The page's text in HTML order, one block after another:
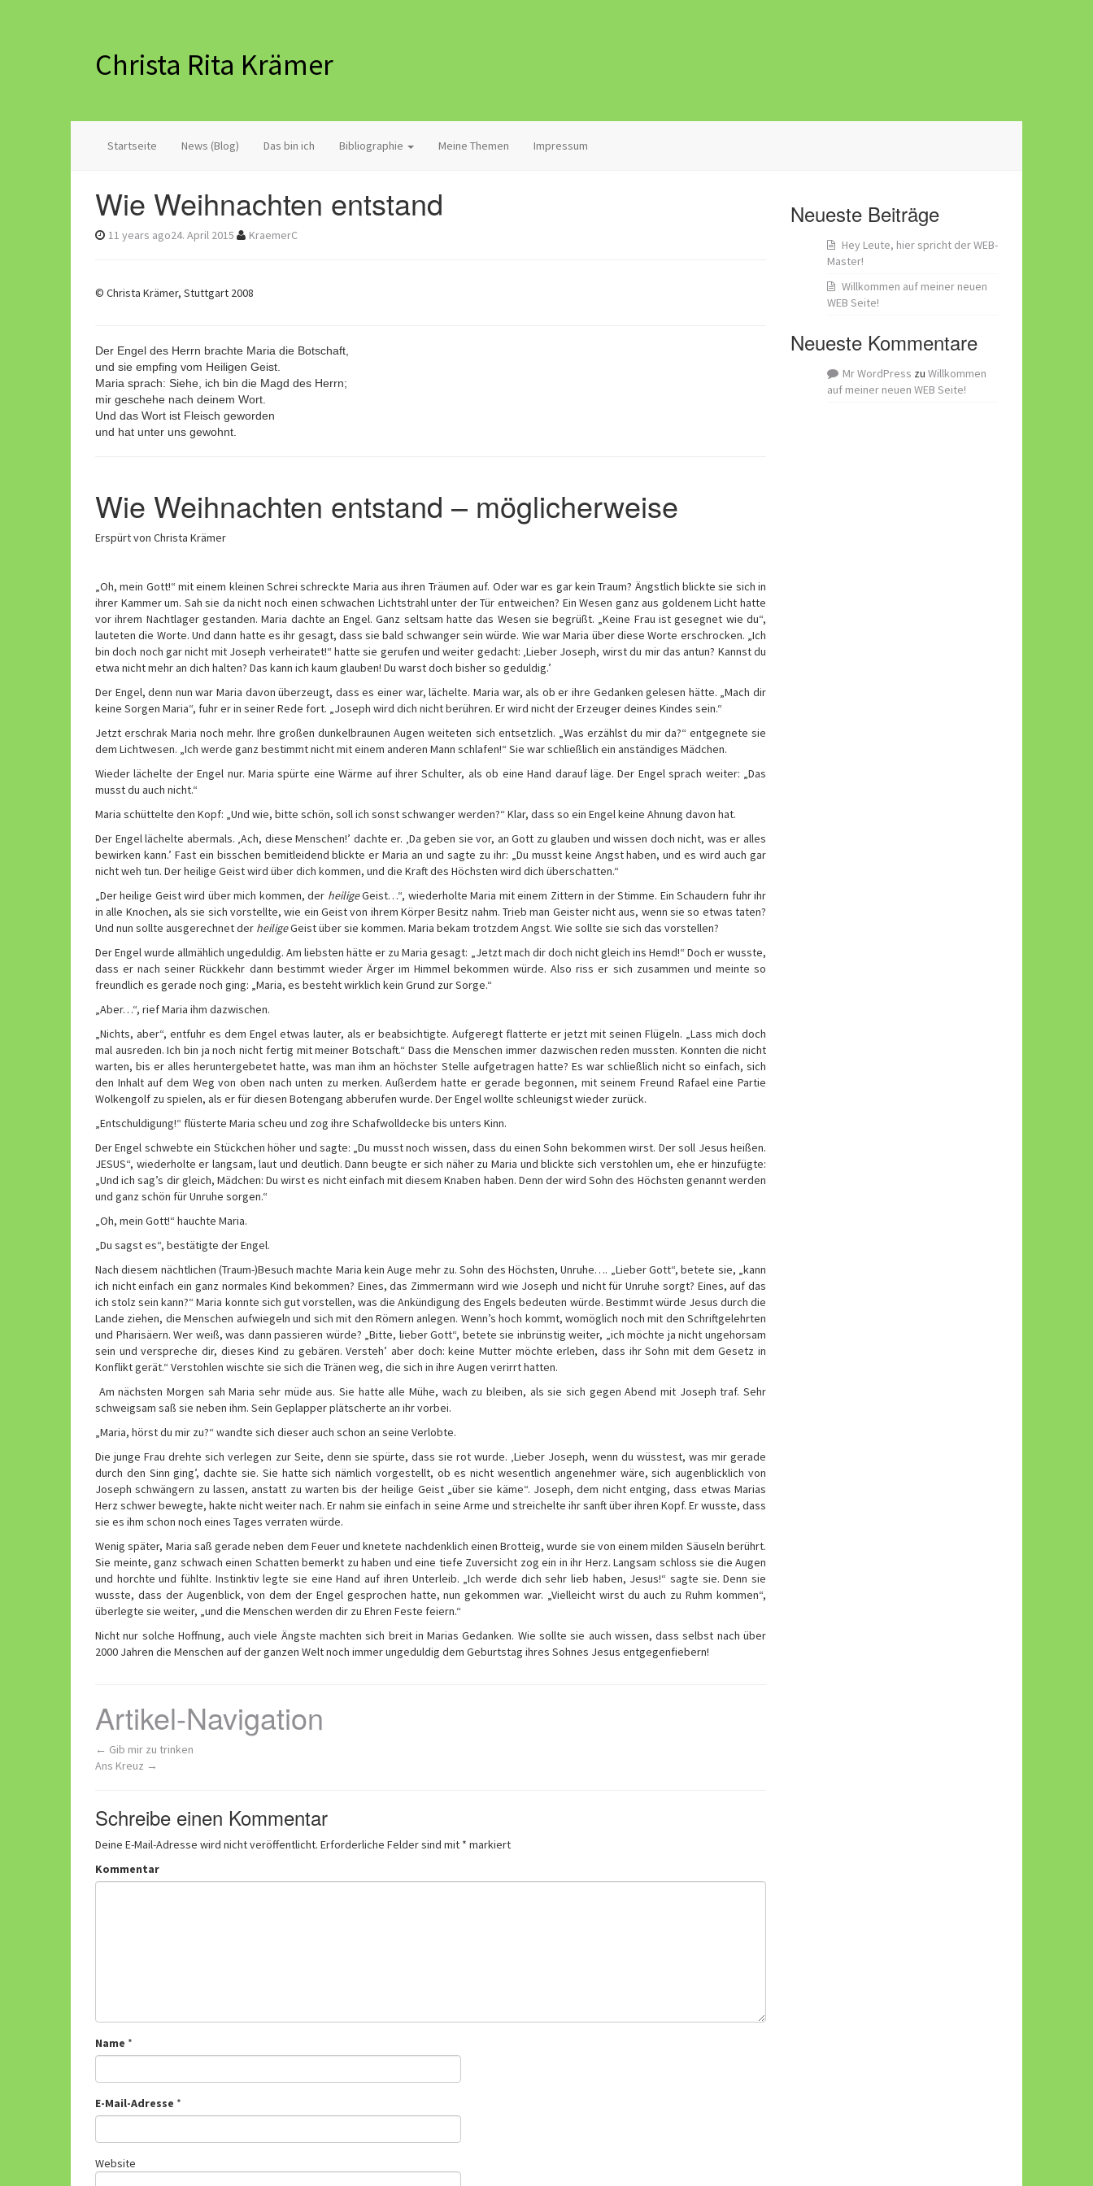
Christa Rita Krämer
Startseite News (Blog) Das bin ich Bibliographie Meine Themen Impressum
Wie Weihnachten entstand
11 years ago24. April 2015 KraemerC
© Christa Krämer, Stuttgart 2008
Der Engel des Herrn brachte Maria die Botschaft,
und sie empfing vom Heiligen Geist.
Maria sprach: Siehe, ich bin die Magd des Herrn;
mir geschehe nach deinem Wort.
Und das Wort ist Fleisch geworden
und hat unter uns gewohnt.
Wie Weihnachten entstand – möglicherweise
Erspürt von Christa Krämer
„Oh, mein Gott!“ mit einem kleinen Schrei schreckte Maria aus ihren Träumen auf. Oder war es gar kein Traum? Ängstlich blickte sie sich in
ihrer Kammer um. Sah sie da nicht noch einen schwachen Lichtstrahl unter der Tür entweichen? Ein Wesen ganz aus goldenem Licht hatte
vor ihrem Nachtlager gestanden. Maria dachte an Engel. Ganz seltsam hatte das Wesen sie begrüßt. „Keine Frau ist gesegnet wie du“,
lauteten die Worte. Und dann hatte es ihr gesagt, dass sie bald schwanger sein würde. Wie war Maria über diese Worte erschrocken. „Ich
bin doch noch gar nicht mit Joseph verheiratet!“ hatte sie gerufen und weiter gedacht: ‚Lieber Joseph, wirst du mir das antun? Kannst du
etwa nicht mehr an dich halten? Das kann ich kaum glauben! Du warst doch bisher so geduldig.’
Der Engel, denn nun war Maria davon überzeugt, dass es einer war, lächelte. Maria war, als ob er ihre Gedanken gelesen hätte. „Mach dir
keine Sorgen Maria“, fuhr er in seiner Rede fort. „Joseph wird dich nicht berühren. Er wird nicht der Erzeuger deines Kindes sein.“
Jetzt erschrak Maria noch mehr. Ihre großen dunkelbraunen Augen weiteten sich entsetzlich. „Was erzählst du mir da?“ entgegnete sie
dem Lichtwesen. „Ich werde ganz bestimmt nicht mit einem anderen Mann schlafen!“ Sie war schließlich ein anständiges Mädchen.
Wieder lächelte der Engel nur. Maria spürte eine Wärme auf ihrer Schulter, als ob eine Hand darauf läge. Der Engel sprach weiter: „Das
musst du auch nicht.“
Maria schüttelte den Kopf: „Und wie, bitte schön, soll ich sonst schwanger werden?“ Klar, dass so ein Engel keine Ahnung davon hat.
Der Engel lächelte abermals. ‚Ach, diese Menschen!’ dachte er. ‚Da geben sie vor, an Gott zu glauben und wissen doch nicht, was er alles
bewirken kann.’ Fast ein bisschen bemitleidend blickte er Maria an und sagte zu ihr: „Du musst keine Angst haben, und es wird auch gar
nicht weh tun. Der heilige Geist wird über dich kommen, und die Kraft des Höchsten wird dich überschatten.“
„Der heilige Geist wird über mich kommen, der heiligeGeist…“, wiederholte Maria mit einem Zittern in der Stimme. Ein Schaudern fuhr ihr
in alle Knochen, als sie sich vorstellte, wie ein Geist von ihrem Körper Besitz nahm. Trieb man Geister nicht aus, wenn sie so etwas taten?
Und nun sollte ausgerechnet der heiligeGeist über sie kommen. Maria bekam trotzdem Angst. Wie sollte sie sich das vorstellen?
Der Engel wurde allmählich ungeduldig. Am liebsten hätte er zu Maria gesagt: „Jetzt mach dir doch nicht gleich ins Hemd!“ Doch er wusste,
dass er nach seiner Rückkehr dann bestimmt wieder Ärger im Himmel bekommen würde. Also riss er sich zusammen und meinte so
freundlich es gerade noch ging: „Maria, es besteht wirklich kein Grund zur Sorge.“
„Aber…“, rief Maria ihm dazwischen.
„Nichts, aber“, entfuhr es dem Engel etwas lauter, als er beabsichtigte. Aufgeregt flatterte er jetzt mit seinen Flügeln. „Lass mich doch
mal ausreden. Ich bin ja noch nicht fertig mit meiner Botschaft.“ Dass die Menschen immer dazwischen reden mussten. Konnten die nicht
warten, bis er alles heruntergebetet hatte, was man ihm an höchster Stelle aufgetragen hatte? Es war schließlich nicht so einfach, sich
den Inhalt auf dem Weg von oben nach unten zu merken. Außerdem hatte er gerade begonnen, mit seinem Freund Rafael eine Partie
Wolkengolf zu spielen, als er für diesen Botengang abberufen wurde. Der Engel wollte schleunigst wieder zurück.
„Entschuldigung!“ flüsterte Maria scheu und zog ihre Schafwolldecke bis unters Kinn.
Der Engel schwebte ein Stückchen höher und sagte: „Du musst noch wissen, dass du einen Sohn bekommen wirst. Der soll Jesus heißen.
JESUS“, wiederholte er langsam, laut und deutlich. Dann beugte er sich näher zu Maria und blickte sich verstohlen um, ehe er hinzufügte:
„Und ich sag’s dir gleich, Mädchen: Du wirst es nicht einfach mit diesem Knaben haben. Denn der wird Sohn des Höchsten genannt werden
und ganz schön für Unruhe sorgen.“
„Oh, mein Gott!“ hauchte Maria.
„Du sagst es“, bestätigte der Engel.
Nach diesem nächtlichen (Traum-)Besuch machte Maria kein Auge mehr zu. Sohn des Höchsten, Unruhe…. „Lieber Gott“, betete sie, „kann
ich nicht einfach ein ganz normales Kind bekommen? Eines, das Zimmermann wird wie Joseph und nicht für Unruhe sorgt? Eines, auf das
ich stolz sein kann?“ Maria konnte sich gut vorstellen, was die Ankündigung des Engels bedeuten würde. Bestimmt würde Jesus durch die
Lande ziehen, die Menschen aufwiegeln und sich mit den Römern anlegen. Wenn’s hoch kommt, womöglich noch mit den Schriftgelehrten
und Pharisäern. Wer weiß, was dann passieren würde? „Bitte, lieber Gott“, betete sie inbrünstig weiter, „ich möchte ja nicht ungehorsam
sein und verspreche dir, dieses Kind zu gebären. Versteh’ aber doch: keine Mutter möchte erleben, dass ihr Sohn mit dem Gesetz in
Konflikt gerät.“ Verstohlen wischte sie sich die Tränen weg, die sich in ihre Augen verirrt hatten.
Am nächsten Morgen sah Maria sehr müde aus. Sie hatte alle Mühe, wach zu bleiben, als sie sich gegen Abend mit Joseph traf. Sehr
schweigsam saß sie neben ihm. Sein Geplapper plätscherte an ihr vorbei.
„Maria, hörst du mir zu?“ wandte sich dieser auch schon an seine Verlobte.
Die junge Frau drehte sich verlegen zur Seite, denn sie spürte, dass sie rot wurde. ‚Lieber Joseph, wenn du wüsstest, was mir gerade
durch den Sinn ging’, dachte sie. Sie hatte sich nämlich vorgestellt, ob es nicht wesentlich angenehmer wäre, sich augenblicklich von
Joseph schwängern zu lassen, anstatt zu warten bis der heilige Geist „über sie käme“. Joseph, dem nicht entging, dass etwas Marias
Herz schwer bewegte, hakte nicht weiter nach. Er nahm sie einfach in seine Arme und streichelte ihr sanft über ihren Kopf. Er wusste, dass
sie es ihm schon noch eines Tages verraten würde.
Wenig später, Maria saß gerade neben dem Feuer und knetete nachdenklich einen Brotteig, wurde sie von einem milden Säuseln berührt.
Sie meinte, ganz schwach einen Schatten bemerkt zu haben und eine tiefe Zuversicht zog ein in ihr Herz. Langsam schloss sie die Augen
und horchte und fühlte. Instinktiv legte sie eine Hand auf ihren Unterleib. „Ich werde dich sehr lieb haben, Jesus!“ sagte sie. Denn sie
wusste, dass der Augenblick, von dem der Engel gesprochen hatte, nun gekommen war. „Vielleicht wirst du auch zu Ruhm kommen“,
überlegte sie weiter, „und die Menschen werden dir zu Ehren Feste feiern.“
Nicht nur solche Hoffnung, auch viele Ängste machten sich breit in Marias Gedanken. Wie sollte sie auch wissen, dass selbst nach über
2000 Jahren die Menschen auf der ganzen Welt noch immer ungeduldig dem Geburtstag ihres Sohnes Jesus entgegenfiebern!
Artikel-Navigation
← Gib mir zu trinken
Ans Kreuz →
Schreibe einen Kommentar
Deine E-Mail-Adresse wird nicht veröffentlicht. Erforderliche Felder sind mit * markiert
Kommentar
Name *
E-Mail-Adresse *
Website
Neueste Beiträge
Hey Leute, hier spricht der WEB-
Master!
Willkommen auf meiner neuen
WEB Seite!
Neueste Kommentare
Mr WordPress zu Willkommen
auf meiner neuen WEB Seite!